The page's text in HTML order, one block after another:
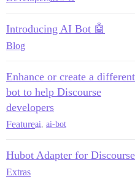
Introducing AI Bot 🤖
Blog
Enhance or create a
bot to help Discourse
developers
Featureai, ai-bot
Hubot Adapter for Discourse
Extras